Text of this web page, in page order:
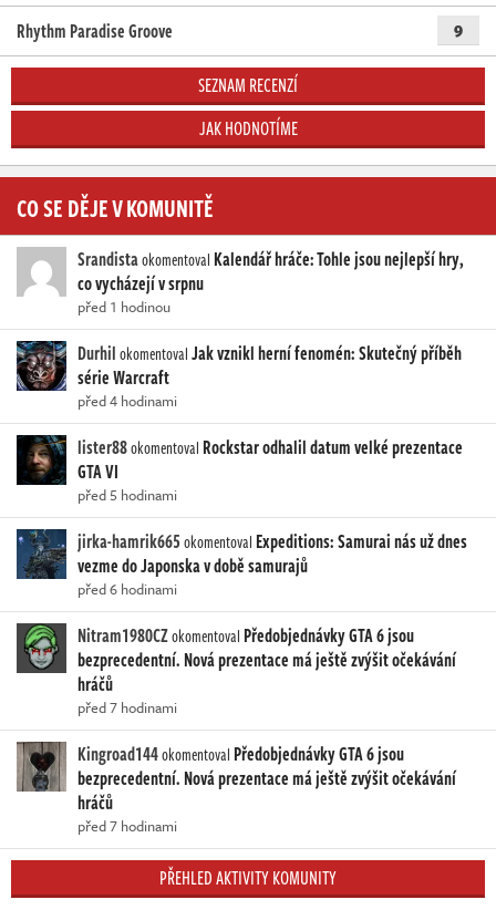
Rhythm Paradise Groove 9
SEZNAM RECENZÍ
JAK HODNOTÍME
CO SE DĚJE V KOMUNITĚ
Srandistaokomentoval Kalendář hráče: Tohle jsou nejlepší hry,
co vycházejí v srpnu
před 1 hodinou
DurhilokomentovalJak vznikl herní fenomén: Skutečný příběh
série Warcraft
před 4 hodinami
lister88okomentoval Rockstar odhalil datum velké prezentace
GTA VI
před 5 hodinami
jirka-hamrik665okomentoval Expeditions: Samurai nás už dnes
vezme do Japonska v době samurajů
před 6 hodinami
Nitram1980CZokomentoval Předobjednávky GTA 6 jsou
bezprecedentní. Nová prezentace má ještě zvýšit očekávání
hráčů
před 7 hodinami
Kingroad144okomentoval Předobjednávky GTA 6 jsou
bezprecedentní. Nová prezentace má ještě zvýšit očekávání
hráčů
před 7 hodinami
PŘEHLED AKTIVITY KOMUNITY